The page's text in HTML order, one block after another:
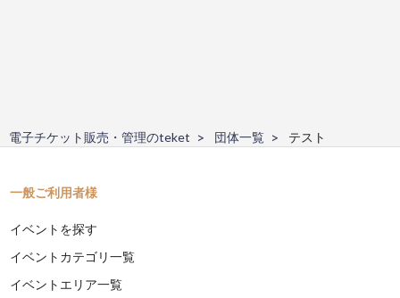
電子チケット販売・管理のteket 団体一覧 テスト
一般ご利用者様
イベントを探す
イベントカテゴリ一覧
イベントエリア一覧